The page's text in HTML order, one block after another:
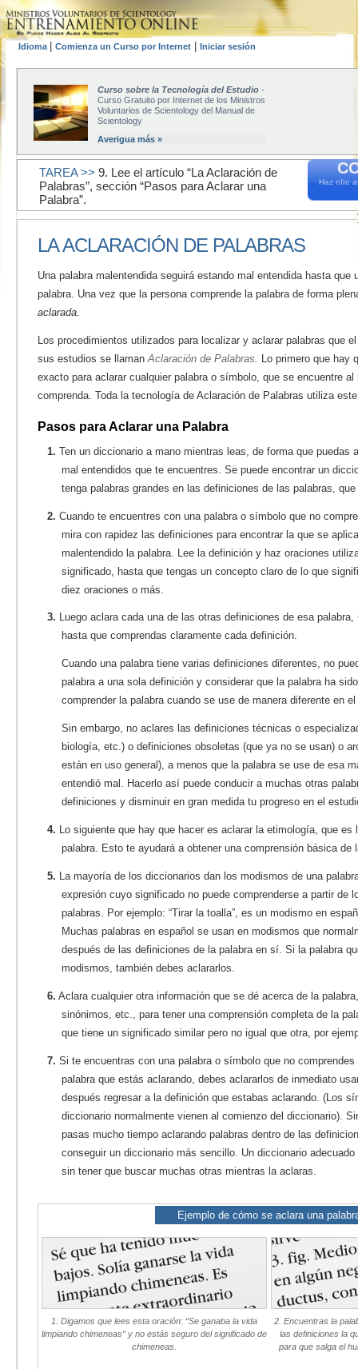
Idioma Comienza un Curso por Internet Iniciar sesión
Curso sobre la Tecnología del Estudio -
Curso Gratuito por Internet de los Ministros
Voluntarios de Scientology del Manual de
Scientology
Averigua más »
Haz clic
TAREA >> 9. Lee el artículo “La Aclaración de
Palabras”, sección “Pasos para Aclarar una
Palabra”.
LA ACLARACIÓN DE PALABRAS
Una palabra malentendida seguirá estando mal entendida hasta que
palabra. Una vez que la persona comprende la palabra de forma
aclarada.
Los procedimientos utilizados para localizar y aclarar palabras que
sus estudios se llaman Aclaración de Palabras
Lo primero que hay
exacto para aclarar cualquier palabra o símbolo, que se encuentre
comprenda. Toda la tecnología de Aclaración de Palabras utiliza
Pasos para Aclarar una Palabra
1. Ten un diccionario a mano mientras leas, de forma que puedas
mal entendidos que te encuentres. Se puede encontrar un
tenga palabras grandes en las definiciones de las palabras,
2. Cuando te encuentres con una palabra o símbolo que no
mira con rapidez las definiciones para encontrar la que se
malentendido la palabra. Lee la definición y haz oraciones
significado, hasta que tengas un concepto claro de lo que
diez oraciones o más.
3. Luego aclara cada una de las otras definiciones de esa
hasta que comprendas claramente cada definición.
Cuando una palabra tiene varias definiciones diferentes, no
palabra a una sola definición y considerar que la palabra ha
comprender la palabra cuando se use de manera diferente en
Sin embargo, no aclares las definiciones técnicas o
biología, etc.) o definiciones obsoletas (que ya no se usan) o
están en uso general), a menos que la palabra se use de esa
entendió mal. Hacerlo así puede conducir a muchas otras
definiciones y disminuir en gran medida tu progreso en el
4. Lo siguiente que hay que hacer es aclarar la etimología, que
palabra. Esto te ayudará a obtener una comprensión básica de
5. La mayoría de los diccionarios dan los modismos de una
expresión cuyo significado no puede comprenderse a partir de
palabras. Por ejemplo: “Tirar la toalla”, es un modismo en
Muchas palabras en español se usan en modismos que
después de las definiciones de la palabra en sí. Si la palabra
modismos, también debes aclararlos.
6. Aclara cualquier otra información que se dé acerca de la
sinónimos, etc., para tener una comprensión completa de la
que tiene un significado similar pero no igual que otra, por
7. Si te encuentras con una palabra o símbolo que no
palabra que estás aclarando, debes aclararlos de inmediato
después regresar a la definición que estabas aclarando. (Los
diccionario normalmente vienen al comienzo del diccionario).
pasas mucho tiempo aclarando palabras dentro de las
conseguir un diccionario más sencillo. Un diccionario
sin tener que buscar muchas otras mientras la aclaras.
Ejemplo de cómo se aclara una
1. Digamos que lees esta oración: “Se ganaba la vida
limpiando chimeneas” y no estás seguro del significado de
chimeneas.
2. Encuentras la
las definiciones la
para que salga el